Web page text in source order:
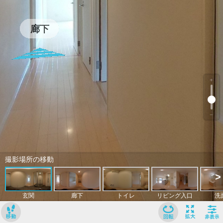
撮影場所の移動
玄関 廊下 トイレ リビング入口 洗
>
﹢
﹣